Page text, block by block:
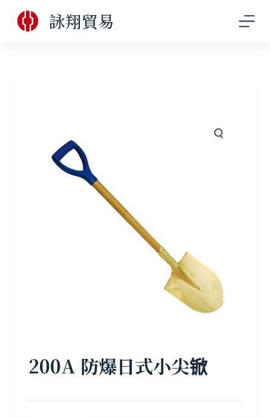
跳
至
詠翔貿易
200A 防爆日式小尖锨